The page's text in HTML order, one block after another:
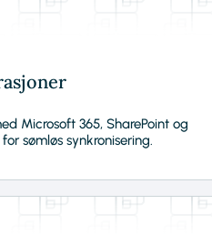
Microsoft 365, SharePoint og
sømløs synkronisering.